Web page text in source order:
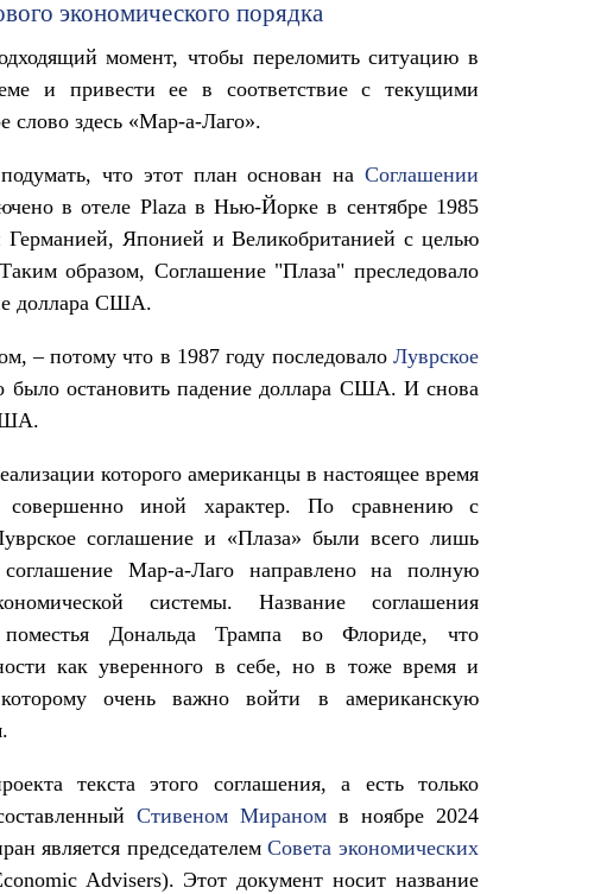
экономического порядка
момент, чтобы переломить ситуацию в
и привести ее в соответствие с текущими
здесь «Мар-а-Лаго».
что этот план основан на Соглашении
в отеле Plaza в Нью-Йорке в сентябре 1985
Японией и Великобританией с целью
образом, Соглашение "Плаза" преследовало
доллара США.
– потому что в 1987 году последовало Луврское
было остановить падение доллара США. И снова
которого американцы в настоящее время
совершенно иной характер. По сравнению с
соглашение и «Плаза» были всего лишь
Мар-а-Лаго направлено на полную
системы. Название соглашения
Дональда Трампа во Флориде, что
как уверенного в себе, но в тоже время и
которому очень важно войти в американскую
текста этого соглашения, а есть только
Стивеном Мираном в ноябре 2024
является председателемСовета экономических
Advisers). Этот документ носит название